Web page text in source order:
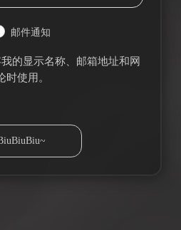
邮件通知
的显示名称、邮箱地址和网
时使用。